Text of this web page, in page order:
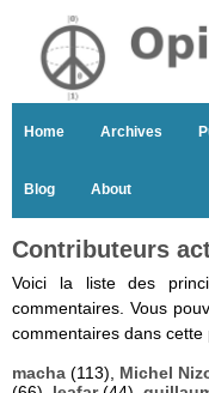
Home Archives
Blog About
Contributeurs
Voici la liste des
commentaires. Vous
commentaires dans cette
macha (113), Michel